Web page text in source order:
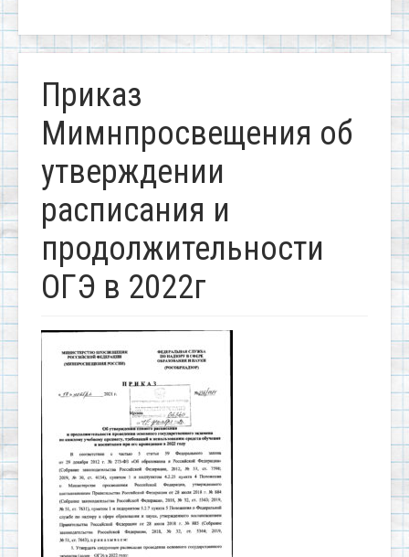
Приказ
Мимнпросвещения об
утверждении
расписания и
продолжительности
ОГЭ в 2022г